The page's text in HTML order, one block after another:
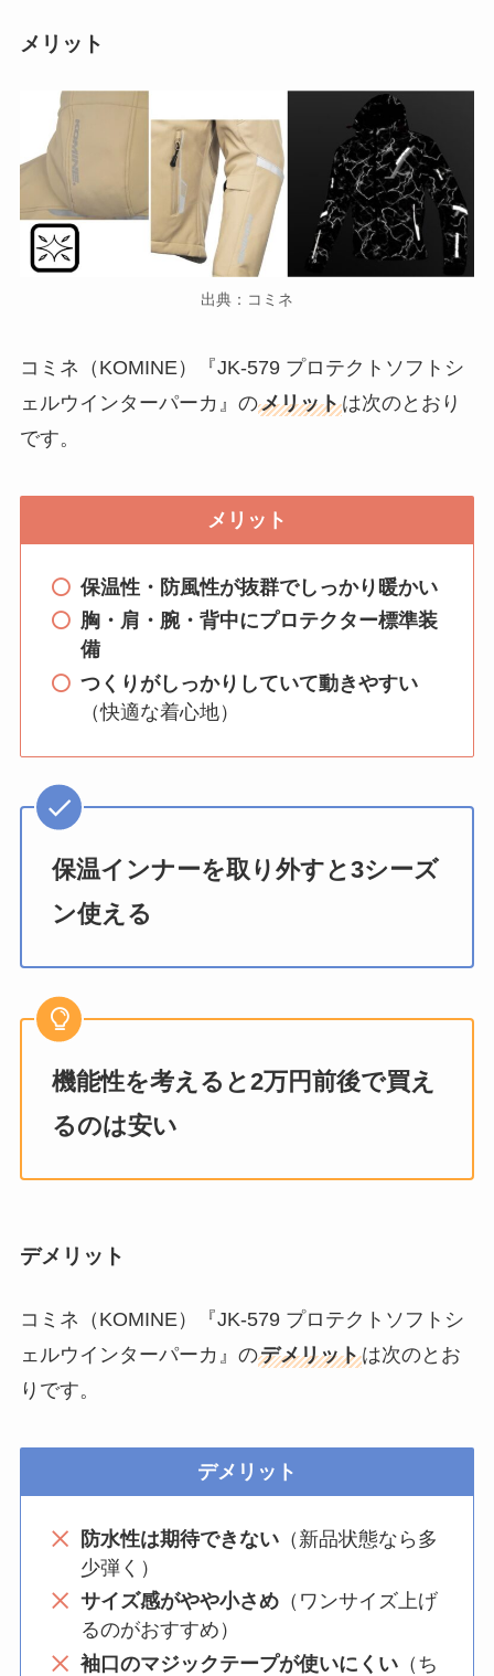
メリット
出典：コミネ
コミネ（KOMINE）『JK-579 プロテクトソフトシ
ェルウインターパーカ』のメリットは次のとおり
です。
メリット
保温性・防風性が抜群でしっかり暖かい
胸・肩・腕・背中にプロテクター標準装
備
つくりがしっかりしていて動きやすい
（快適な着心地）
保温インナーを取り外すと3シーズ
ン使える
機能性を考えると2万円前後で買え
るのは安い
デメリット
コミネ（KOMINE）『JK-579 プロテクトソフトシ
ェルウインターパーカ』のデメリットは次のとお
りです。
デメリット
防水性は期待できない（新品状態なら多
少弾く）
サイズ感がやや小さめ（ワンサイズ上げ
るのがおすすめ）
袖口のマジックテープが使いにくい（ち